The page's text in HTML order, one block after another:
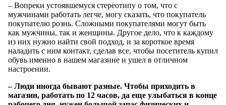
– Вопреки устоявшемуся стереотипу о том, что с
мужчинами работать легче, могу сказать, что покупатель
покупателю рознь. Сложными покупателями могут быть
как мужчины, так и женщины. Другое дело, что к каждому
из них нужно найти свой подход, и за короткое время
наладить с ним контакт, сделав все, чтобы посетитель купил
обувь именно в нашем магазине и ушел в отличном
настроении.
– Люди иногда бывают разные. Чтобы приходить в
магазин, работать по 12 часов, да еще улыбаться в конце